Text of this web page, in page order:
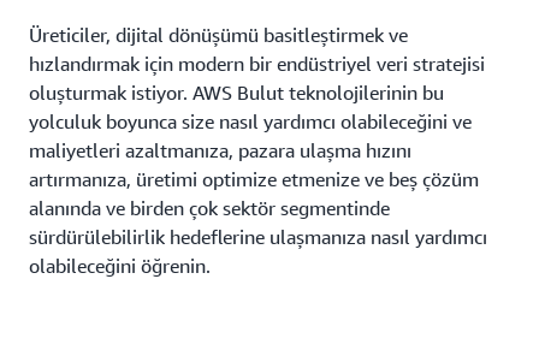
Üreticiler, dijital dönüşümü basitleştirmek ve
hızlandırmak için modern bir endüstriyel veri stratejisi
oluşturmak istiyor. AWS Bulut teknolojilerinin bu
yolculuk boyunca size nasıl yardımcı olabileceğini ve
maliyetleri azaltmanıza, pazara ulaşma hızını
artırmanıza, üretimi optimize etmenize ve beş çözüm
alanında ve birden çok sektör segmentinde
sürdürülebilirlik hedeflerine ulaşmanıza nasıl yardımcı
olabileceğini öğrenin.